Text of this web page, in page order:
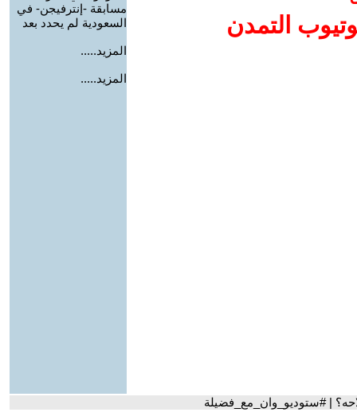
التمدن
مسابقة -إنترفيجن- في
السعودية لم يحدد بعد
المزيد.....
المزيد.....
| #ستوديو_وان_مع_فضيلة